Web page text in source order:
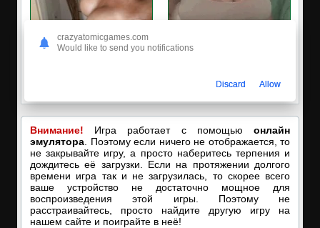
Я кончаю! С͟м͟о͟т͟р͟е͟т͟ь͟!➡️
Внимание! Игра работает с помощью онлайн
эмулятора . Поэтому если ничего не отображается, то
не закрывайте игру, а просто наберитесь терпения и
дождитесь её загрузки. Если на протяжении долгого
времени игра так и не загрузилась, то скорее всего
ваше устройство не достаточно мощное для
воспроизведения этой игры. Поэтому не
расстраивайтесь, просто найдите другую игру на
нашем сайте и поиграйте в неё!
crazyatomicgames.com
Would like to send you notifications
Discard Allow